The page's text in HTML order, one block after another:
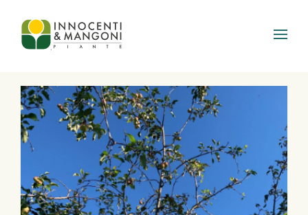
Skip to main content